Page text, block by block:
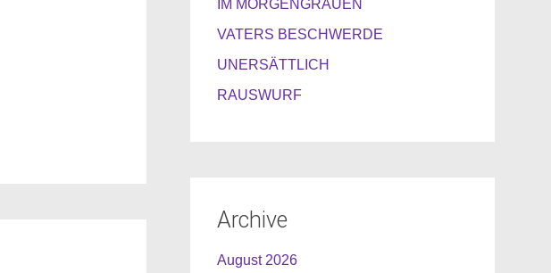
IM MORGENGRAUEN
VATERS BESCHWERDE
UNERSÄTTLICH
RAUSWURF
Archive
August 2026